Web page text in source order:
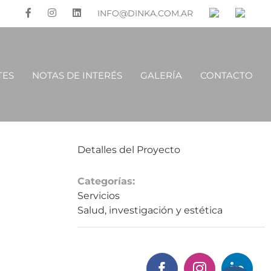
INFO@DINKA.COM.AR
NOTAS DE INTERÉS GALERÍA CONTACTO
Detalles del Proyecto
Categorías:
Servicios
Salud, investigación y estética